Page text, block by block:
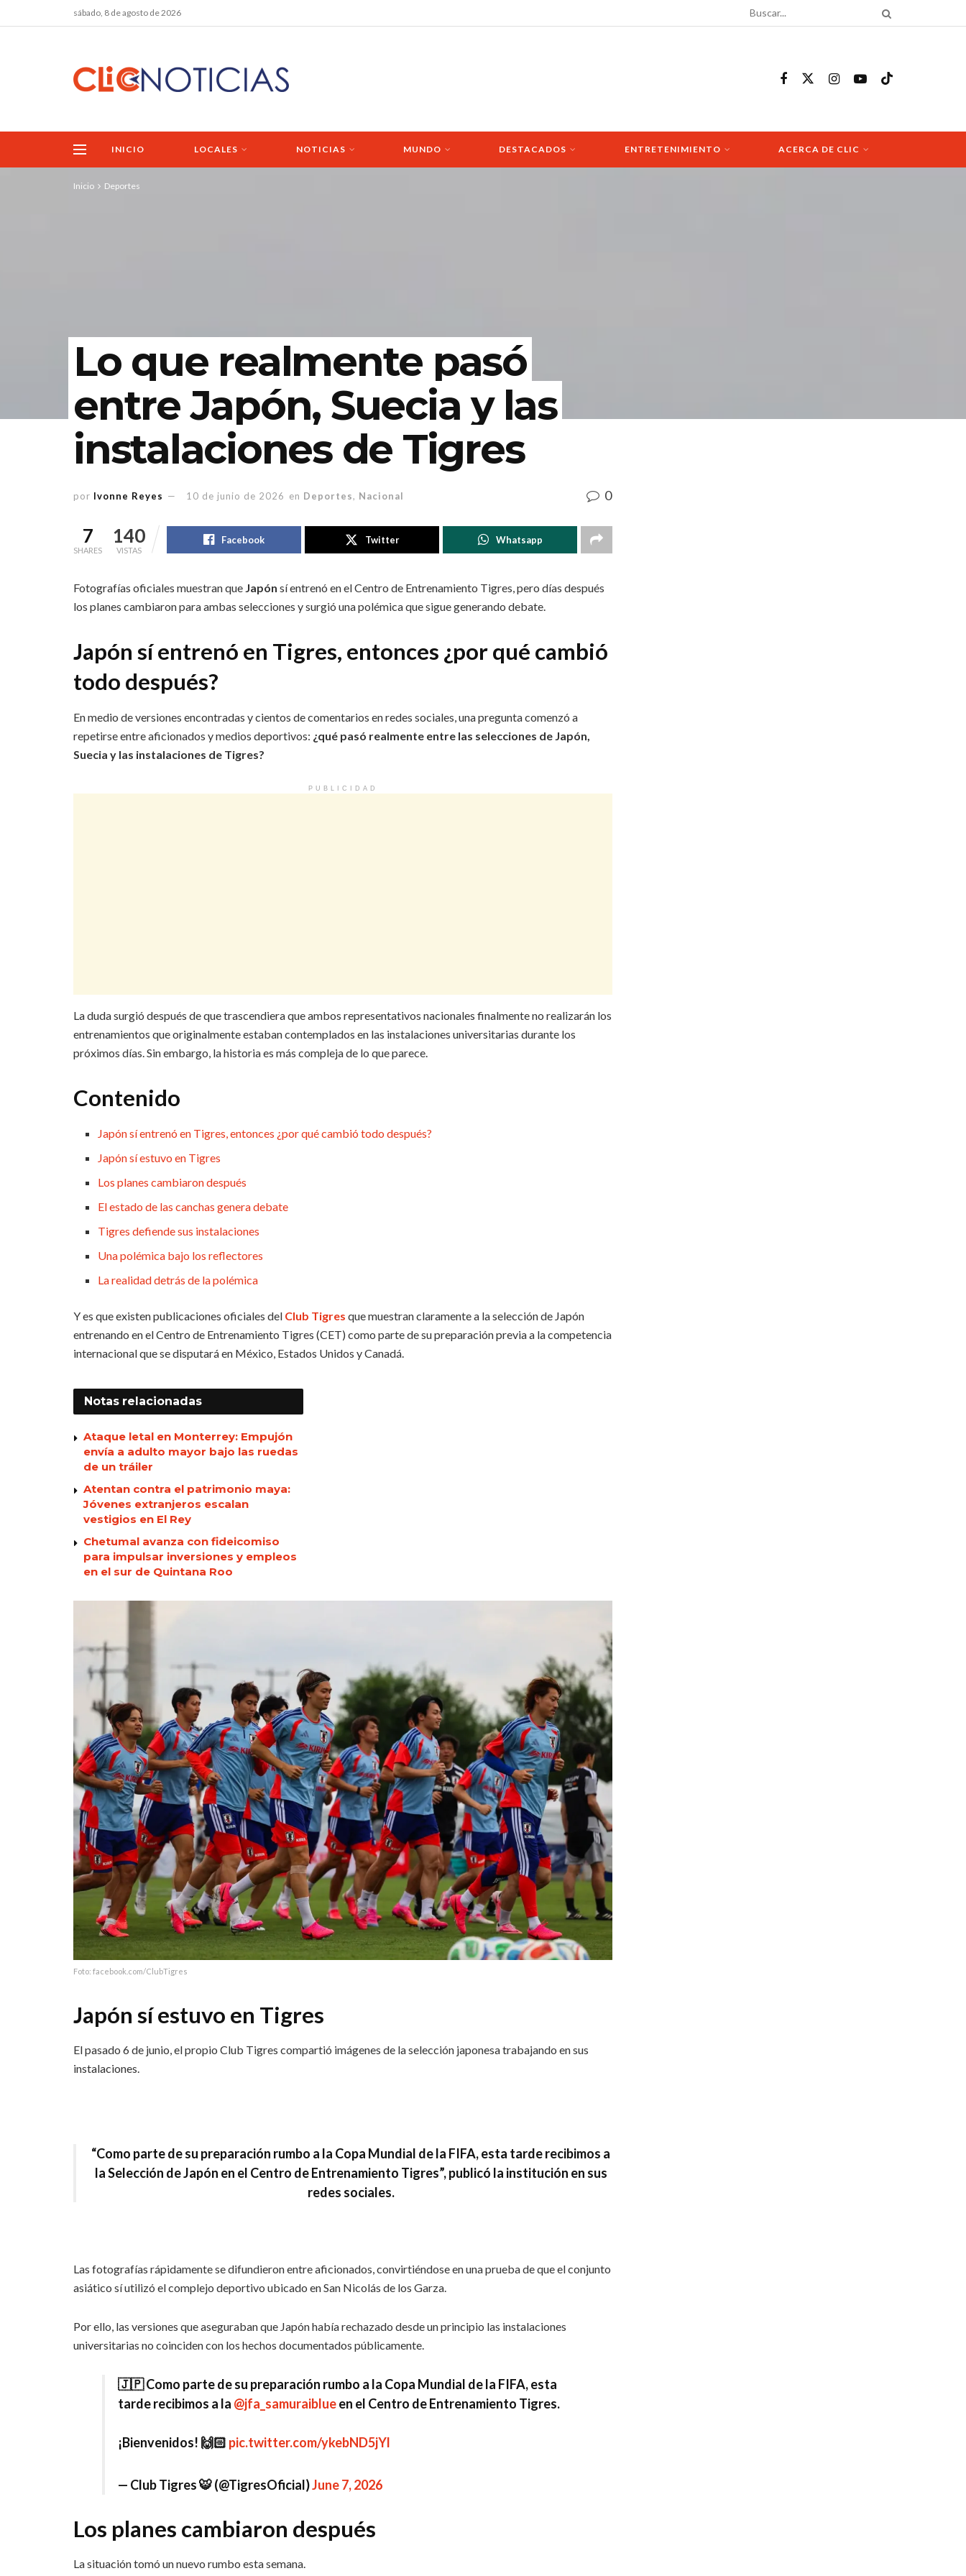
sábado, 8 de agosto de 2026
INICIO LOCALES NOTICIAS MUNDO DESTACADOS ENTRETENIMIENTO ACERCA DE CLIC
Inicio Deportes
Lo que realmente pasó
entre Japón, Suecia y las
instalaciones de Tigres
por Ivonne Reyes 10 de junio de 2026 en Deportes, Nacional 0
7
SHARES
140
VISTAS
Facebook Twitter Whatsapp
Fotografías oficiales muestran que Japón sí entrenó en el Centro de Entrenamiento Tigres, pero días después
los planes cambiaron para ambas selecciones y surgió una polémica que sigue generando debate.
Japón sí entrenó en Tigres, entonces ¿por qué cambió
todo después?
En medio de versiones encontradas y cientos de comentarios en redes sociales, una pregunta comenzó a
repetirse entre aficionados y medios deportivos: ¿qué pasó realmente entre las selecciones de Japón,
Suecia y las instalaciones de Tigres?
PUBLICIDAD
La duda surgió después de que trascendiera que ambos representativos nacionales finalmente no realizarán los
entrenamientos que originalmente estaban contemplados en las instalaciones universitarias durante los
próximos días. Sin embargo, la historia es más compleja de lo que parece.
Contenido
Japón sí entrenó en Tigres, entonces ¿por qué cambió todo después?
Japón sí estuvo en Tigres
Los planes cambiaron después
El estado de las canchas genera debate
Tigres defiende sus instalaciones
Una polémica bajo los reflectores
La realidad detrás de la polémica
Y es que existen publicaciones oficiales del Club Tigres que muestran claramente a la selección de Japón
entrenando en el Centro de Entrenamiento Tigres (CET) como parte de su preparación previa a la competencia
internacional que se disputará en México, Estados Unidos y Canadá.
Notas relacionadas
Ataque letal en Monterrey: Empujón
envía a adulto mayor bajo las ruedas
de un tráiler
Atentan contra el patrimonio maya:
Jóvenes extranjeros escalan
vestigios en El Rey
Chetumal avanza con fideicomiso
para impulsar inversiones y empleos
en el sur de Quintana Roo
Foto: facebook.com/ClubTigres
Japón sí estuvo en Tigres
El pasado 6 de junio, el propio Club Tigres compartió imágenes de la selección japonesa trabajando en sus
instalaciones.
“Como parte de su preparación rumbo a la Copa Mundial de la FIFA, esta tarde recibimos a
la Selección de Japón en el Centro de Entrenamiento Tigres”,publicó la institución en sus
redes sociales.
Las fotografías rápidamente se difundieron entre aficionados, convirtiéndose en una prueba de que el conjunto
asiático sí utilizó el complejo deportivo ubicado en San Nicolás de los Garza.
Por ello, las versiones que aseguraban que Japón había rechazado desde un principio las instalaciones
universitarias no coinciden con los hechos documentados públicamente.
🇯🇵 Como parte de su preparación rumbo a la Copa Mundial de la FIFA, esta
tarde recibimos a la @jfa_samuraiblueen el Centro de Entrenamiento Tigres.
¡Bienvenidos! 🙌🏻 pic.twitter.com/ykebND5jYl
— Club Tigres 🐯 (@TigresOficial)June 7, 2026
Los planes cambiaron después
La situación tomó un nuevo rumbo esta semana.